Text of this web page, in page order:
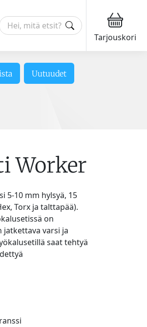
Tarjouskori
Uutuudet
Worker
5-10 mm hylsyä, 15
Torx ja talttapää).
on
varsi ja
saat tehtyä